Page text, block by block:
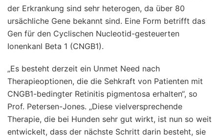
der Erkrankung sind sehr heterogen, da über 80
ursächliche Gene bekannt sind. Eine Form betrifft das
Gen für den Cyclischen Nucleotid-gesteuerten
Ionenkanl Beta 1 (CNGB1).
„Es besteht derzeit ein Unmet Need nach
Therapieoptionen, die die Sehkraft von Patienten mit
CNGB1-bedingter Retinitis pigmentosa erhalten“, so
Prof. Petersen-Jones. „Diese vielversprechende
Therapie, die bei Hunden sehr gut wirkt, ist nun so weit
entwickelt, dass der nächste Schritt darin besteht, sie